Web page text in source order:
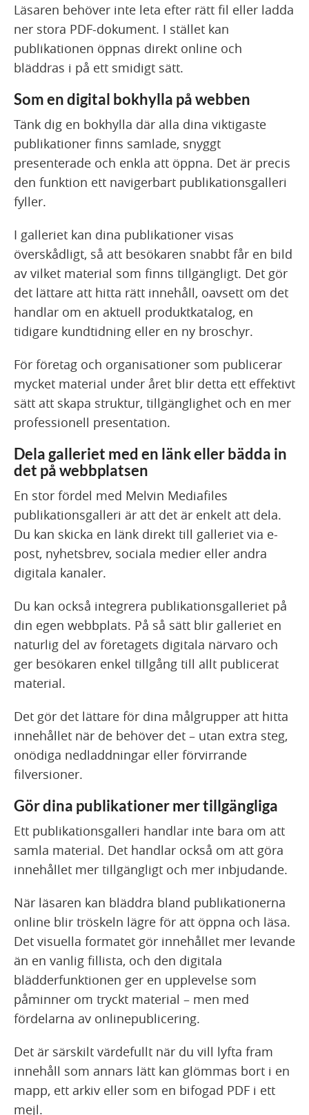
Läsaren behöver inte leta efter rätt fil eller ladda
ner stora PDF-dokument. I stället kan
publikationen öppnas direkt online och
bläddras i på ett smidigt sätt.
Som en digital bokhylla på webben
Tänk dig en bokhylla där alla dina viktigaste
publikationer finns samlade, snyggt
presenterade och enkla att öppna. Det är precis
den funktion ett navigerbart publikationsgalleri
fyller.
I galleriet kan dina publikationer visas
överskådligt, så att besökaren snabbt får en bild
av vilket material som finns tillgängligt. Det gör
det lättare att hitta rätt innehåll, oavsett om det
handlar om en aktuell produktkatalog, en
tidigare kundtidning eller en ny broschyr.
För företag och organisationer som publicerar
mycket material under året blir detta ett effektivt
sätt att skapa struktur, tillgänglighet och en mer
professionell presentation.
Dela galleriet med en länk eller bädda in
det på webbplatsen
En stor fördel med Melvin Mediafiles
publikationsgalleri är att det är enkelt att dela.
Du kan skicka en länk direkt till galleriet via e-
post, nyhetsbrev, sociala medier eller andra
digitala kanaler.
Du kan också integrera publikationsgalleriet på
din egen webbplats. På så sätt blir galleriet en
naturlig del av företagets digitala närvaro och
ger besökaren enkel tillgång till allt publicerat
material.
Det gör det lättare för dina målgrupper att hitta
innehållet när de behöver det – utan extra steg,
onödiga nedladdningar eller förvirrande
filversioner.
Gör dina publikationer mer tillgängliga
Ett publikationsgalleri handlar inte bara om att
samla material. Det handlar också om att göra
innehållet mer tillgängligt och mer inbjudande.
När läsaren kan bläddra bland publikationerna
online blir tröskeln lägre för att öppna och läsa.
Det visuella formatet gör innehållet mer levande
än en vanlig fillista, och den digitala
blädderfunktionen ger en upplevelse som
påminner om tryckt material – men med
fördelarna av onlinepublicering.
Det är särskilt värdefullt när du vill lyfta fram
innehåll som annars lätt kan glömmas bort i en
mapp, ett arkiv eller som en bifogad PDF i ett
mejl.